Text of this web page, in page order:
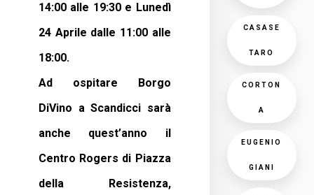
14:00 alle 19:30 e Lunedì
24 Aprile dalle 11:00 alle
18:00.
Ad ospitare Borgo
DiVino a Scandicci sarà
anche quest’anno il
Centro Rogers di Piazza
della Resistenza,
CASASE
TARO
CORTON
A
EUGENIO
GIANI